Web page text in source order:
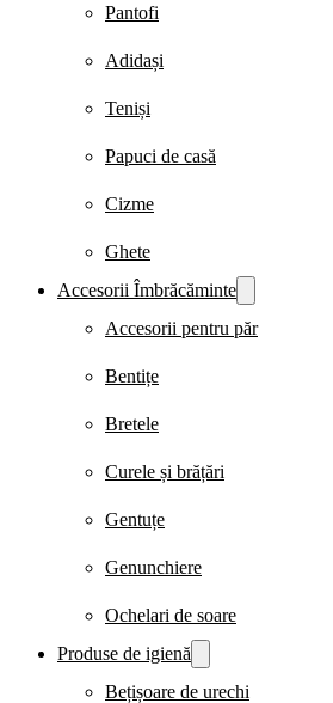
Pantofi
Adidași
Teniși
Papuci de casă
Cizme
Ghete
Accesorii Îmbrăcăminte
Accesorii pentru păr
Bentițe
Bretele
Curele și brățări
Gentuțe
Genunchiere
Ochelari de soare
Produse de igienă
Bețișoare de urechi